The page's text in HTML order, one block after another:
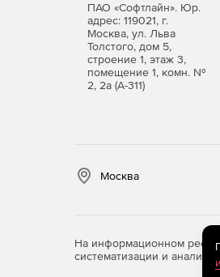
ПАО «Софтлайн». Юр.
адрес: 119021, г.
Москва, ул. Льва
Толстого, дом 5,
строение 1, этаж 3,
помещение 1, комн. №
2, 2а (А-311)
Москва
На информационном
систематизации и